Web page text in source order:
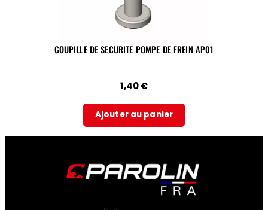
GOUPILLE DE SECURITE POMPE DE FREIN AP01
1,40€
Ajouter au panier